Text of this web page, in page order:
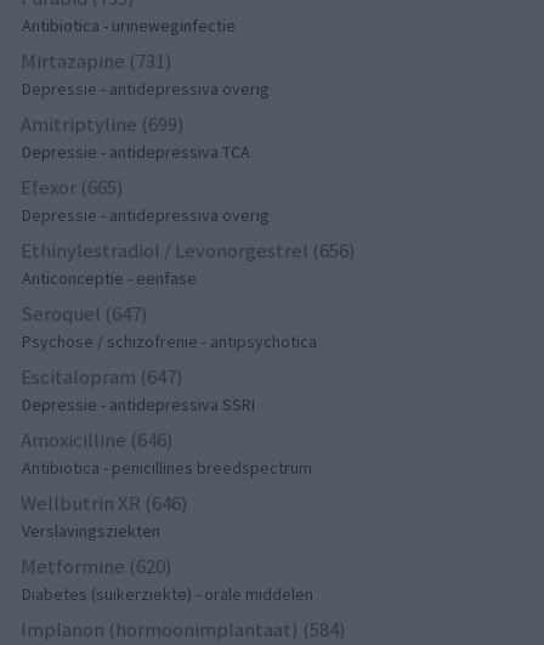
Antibiotica - urineweginfectie
Mirtazapine (731)
Depressie - antidepressiva overig
Amitriptyline (699)
Depressie - antidepressiva TCA
Efexor (665)
Depressie - antidepressiva overig
Ethinylestradiol / Levonorgestrel (656)
Anticonceptie - eenfase
Seroquel (647)
Psychose / schizofrenie - antipsychotica
Escitalopram (647)
Depressie - antidepressiva SSRI
Amoxicilline (646)
Antibiotica - penicillines breedspectrum
Wellbutrin XR (646)
Verslavingsziekten
Metformine (620)
Diabetes (suikerziekte) - orale middelen
Implanon (hormoonimplantaat) (584)